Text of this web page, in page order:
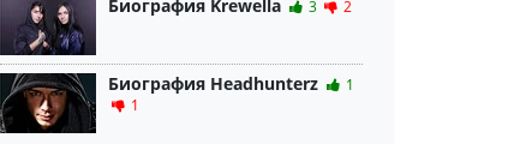
Биография Krewella 3 2
Биография Headhunterz
1
1